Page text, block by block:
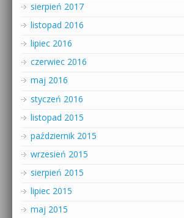
sierpień 2017
listopad 2016
lipiec 2016
czerwiec 2016
maj 2016
styczeń 2016
listopad 2015
październik 2015
wrzesień 2015
sierpień 2015
lipiec 2015
maj 2015